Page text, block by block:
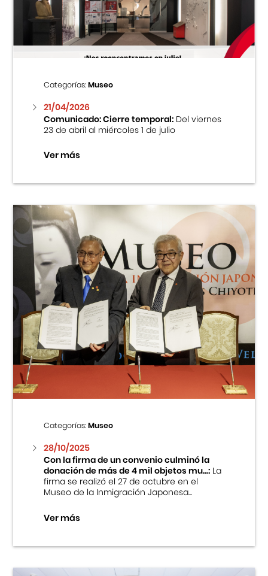
Centro Cultural Peruano Japonés
Museo de la Inmigración Japonesa
Fondo Editorial
Teatro Peruano Japonés
Categorías:Museo
21/04/2026
Comunicado: Cierre temporal:Del viernes
23 de abril al miércoles 1 de julio
Ver más
Categorías:Museo
28/10/2025
Con la firma de un convenio culminó la
donación de más de 4 mil objetos mu...:La
firma se realizó el 27 de octubre en el
Museo de la Inmigración Japonesa...
Ver más